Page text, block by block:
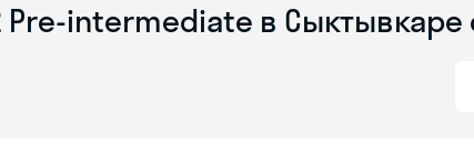
Pre-intermediate в Сыктывкаре